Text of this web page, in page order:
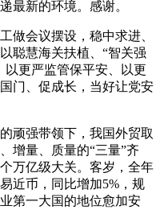
最新的环境。感谢。
会议摆设，稳中求进、
聪慧海关扶植、“智关强
以更严监管保平安、以更
门、促成长，当好让党安
强带领下，我国外贸取
增量、质量的“三量”齐
万亿级大关。客岁，全年
近币，同比增加5%，规
第一大国的地位愈加安